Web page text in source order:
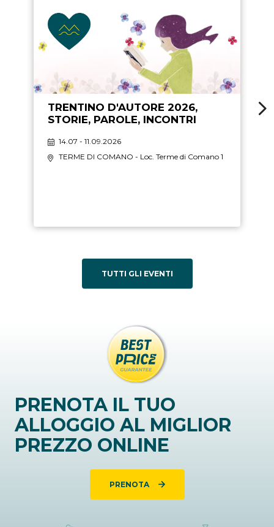
TRENTINO D'AUTORE 2026,
STORIE, PAROLE, INCONTRI
14.07 - 11.09.2026
TERME DI COMANO - Loc. Terme di Comano 1
TUTTI GLI EVENTI
PRENOTA IL TUO
ALLOGGIO AL MIGLIOR
PREZZO ONLINE
PRENOTA